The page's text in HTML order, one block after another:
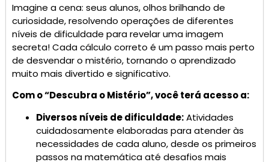
Imagine a cena: seus alunos, olhos brilhando de
curiosidade, resolvendo operações de diferentes
níveis de dificuldade para revelar uma imagem
secreta! Cada cálculo correto é um passo mais perto
de desvendar o mistério, tornando o aprendizado
muito mais divertido e significativo.
Com o “Descubra o Mistério”, você terá acesso a:
Diversos níveis de dificuldade:Atividades
cuidadosamente elaboradas para atender às
necessidades de cada aluno, desde os primeiros
passos na matemática até desafios mais